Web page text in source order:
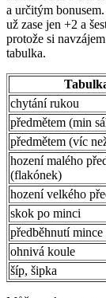
a určitým
už zase jen +2 a
protože si
tabulka.
chytání rukou
předmětem (min
předmětem (víc
hození malého
(flakónek)
hození velkého
skok po minci
předběhnutí mince
ohnivá koule
šíp, šipka